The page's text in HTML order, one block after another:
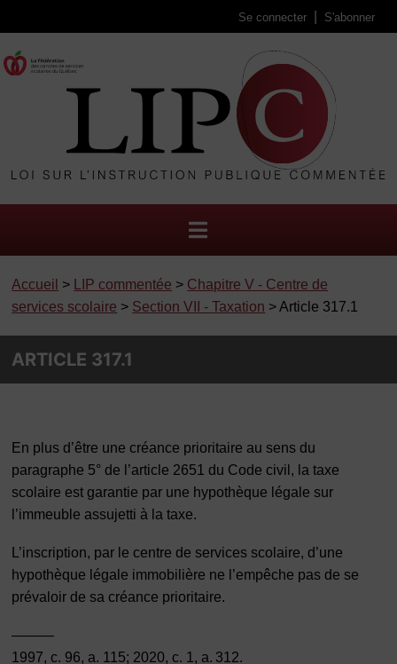
Se connecter S'abonner
Accueil > LIP commentée > Chapitre V - Centre de
services scolaire > Section VII - Taxation > Article 317.1
ARTICLE 317.1
En plus d’être une créance prioritaire au sens du
paragraphe 5° de l’article 2651 du Code civil, la taxe
scolaire est garantie par une hypothèque légale sur
l’immeuble assujetti à la taxe.
L’inscription, par le centre de services scolaire, d’une
hypothèque légale immobilière ne l’empêche pas de se
prévaloir de sa créance prioritaire.
———
1997, c. 96, a. 115; 2020, c. 1, a. 312.